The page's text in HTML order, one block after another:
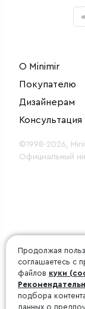
«
О Minimir
Покупателю
Дизайнерам
©1998-2026,
Официальный
Продолжая
соглашаетесь с
файлов куки
подбора
данных о